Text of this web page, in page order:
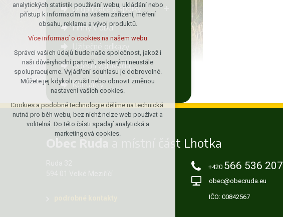
Organizace a spolky
Firmy v obci
Obecní zpravodaj
Kontakty
a místní část Lhotka
+420 566 536 207
obec@obecruda.eu
IČO: 00842567
udržení kontextu stránek (session):
případná přihlášení, volby jazyka, apod.
Volitelná cookies
analytická pro anonymizované
vyhodnocení návštěvnosti
marketingová cookies (Google)
Více informací o cookies na našem webu
Přijmout všechny cookies
Odmítnout vše
analytických statistik používání webu, ukládání nebo
přístup k informacím na vašem zařízení, měření
obsahu, reklama a vývoj produktů.
Více informací o cookies na našem webu
Správci vašich údajů bude naše společnost, jakož i
naši důvěryhodní partneři, se kterými neustále
spolupracujeme. Vyjádření souhlasu je dobrovolné.
Můžete jej kdykoli zrušit nebo obnovit změnou
nastavení vašich cookies.
Cookies a podobné technologie dělíme na technická:
nutná pro běh webu, bez nichž nelze web používat a
volitelná. Do této části spadají analytická a
marketingová cookies.